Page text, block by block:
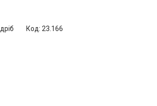
Код: 23.166